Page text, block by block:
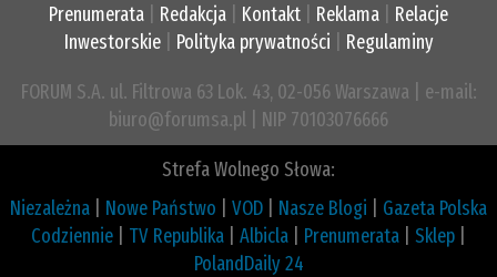
Prenumerata Redakcja Kontakt Reklama
Relacje
Inwestorskie| Polityka prywatności Regulaminy
FORUM S.A. ul. Filtrowa 63 Lok. 43, 02-056 Warszawa | e-mail:
biuro@forumsa.pl | NIP 70103076666
Strefa Wolnego Słowa:
Niezależna
Nowe Państwo VOD Nasze Blogi
Gazeta Polska
Codziennie
TV Republika Albicla Prenumerata Sklep
PolandDaily 24